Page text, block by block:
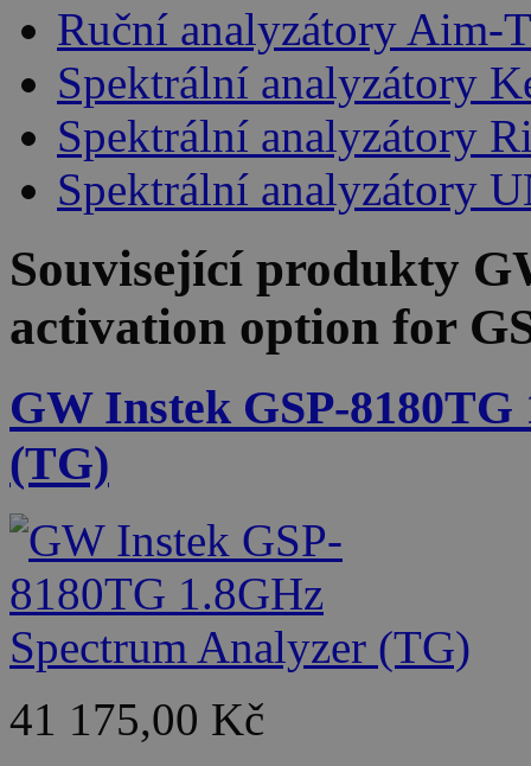
Ruční analyzátory Aim-
Spektrální analyzátory
Spektrální analyzátory
Spektrální analyzátory
Související produkty
activation option for
GW Instek GSP-
(TG)
41 175,00 Kč